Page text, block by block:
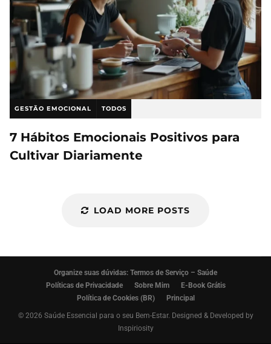
GESTÃO EMOCIONAL TODOS
7 Hábitos Emocionais Positivos para
Cultivar Diariamente
LOAD MORE POSTS
Organize suas dúvidas: Termos de Serviço – Saúde
Políticas de Privacidade
Sobre Mim
E-Book Grátis
Política de Cookies (BR)
Principal
© 2026 Saúde Essencial para o seu Bem-Estar. Designed & Developed by
Inspiriosity